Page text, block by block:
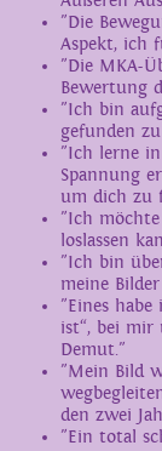
"Die
Aspekt, ich
"Die MKA-
Bewertung
"Ich bin
gefunden
"Ich lerne
Spannung
um dich zu
"Ich
loslassen
"Ich bin
meine
"Eines
ist“, bei mir
Demut."
"Mein Bild
den zwei
"Ein total